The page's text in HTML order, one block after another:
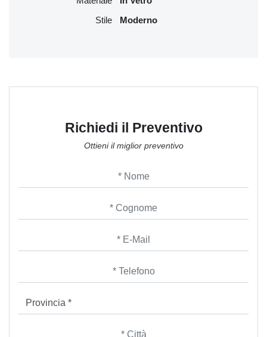
Richiedi il Preventivo
Ottieni il miglior preventivo
Stile Moderno